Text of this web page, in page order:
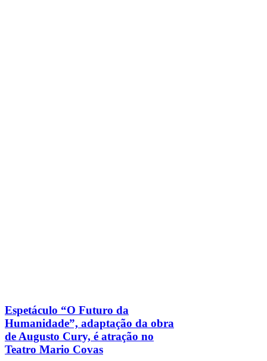
Espetáculo “O Futuro da
Humanidade”, adaptação da obra
de Augusto Cury, é atração no
Teatro Mario Covas